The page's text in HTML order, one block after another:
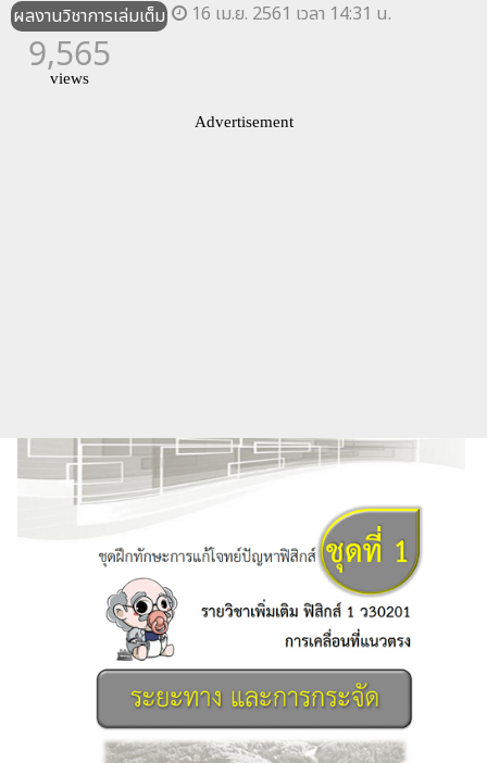
ผลงานวิชาการเล่มเต็ม 16 เม.ย. 2561 เวลา 14:31 น.
9,565
views
Advertisement